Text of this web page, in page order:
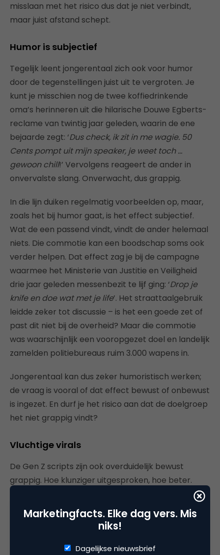
misslaan met het risico dus dat je niet verbindt,
maar juist afstand schept.
Humor is subjectief
Tegelijk leent jongerentaal zich ook voor humor
door de tegenstellingen juist uit te vergroten. Je
kunt je misschien nog de twee koffiedrinkende
oma’s herinneren uit die hilarische Douwe Egberts-
reclame van twintig jaar geleden, waarin de ene
bejaarde zegt: ‘Dus check, ik zit in me wagie. 50
Cents pompt uit mijn speaker, je weet toch …
gewoon chill!’ Vervolgens reageert de ander in
onvervalste slang. Onverwacht, dus grappig.
In die lijn duiken regelmatig voorbeelden op, maar,
zoals het bij humor gaat, is het effect subjectief.
Wat de een passend vindt, vindt de ander helemaal
niets. Die commotie kan een boodschap soms ook
verder helpen. Dat effect zag je bij de campagne
waarmee het Ministerie van Justitie en Veiligheid
drie jaar geleden messenbezit te lijf ging: ‘Drop je
knife en doe wat met je life’. Het straattaalgebruik
leidde zeker tot discussie – is het een goede zet of
past dit niet bij de overheid? Maar die commotie
was waarschijnlijk een vooropgezet doel en landelijk
zamelden politiebureaus ruim 3.000 wapens in.
Jongerentaal kan dus zeker humoristisch werken;
de vraag is vooral of dat effect bewust of onbewust
is ingezet. En durf je het risico aan dat de doelgroep
het niet grappig vindt?
Vluchtige virals
De Gen Z scripts zijn ook overduidelijk bewust
grappig. Hoe klunziger uitgesproken, hoe beter.
waar de meeste jongeren er inmiddels alweer klaar
mee zijn – het cringe vinden – is het voor veel
achterlopen of omdat ze hun social media niet
Marketingfacts. Elke dag vers. Mis
niks!
Dagelijkse nieuwsbrief